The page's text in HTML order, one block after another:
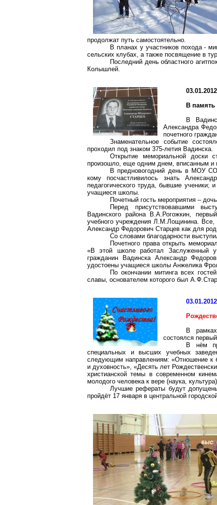
продолжат путь самостоятельно.
В планах у участников похода -
сельских клубах, а также посвящение в
Последний день областного
Колышлей.
03.01.2012
В память
В
Александра
почетного
Знаменательное событие
проходил под знаком 375-летия Вадинска.
Открытие мемориальной
произошло, еще одним днем, вписанным и
В предновогодний день в МОУ
кому посчастливилось знать
педагогического труда, бывшие ученики;
учащиеся школы.
Почетный гость мероприятия –
Перед присутствовавшими
Вадинского района В.А.Рогожкин,
учебного учреждения Л.М.Лощинина. Все,
Александр Федорович Старцев как для
Со словами благодарности
Почетного права открыть
«В этой школе работал Заслуженный
гражданин Вадинска Александр
удостоены учащиеся школы Анжелика
По окончании митинга всех
славы, основателем которого был
03.01.2012
В
состоялся
В нём
специальных и высших учебных
следующим направлениям: «Отношение к
и духовность», «Десять лет
христианской темы в современном
молодого человека к вере (наука,
Лучшие рефераты будут
пройдёт 17 января в центральной